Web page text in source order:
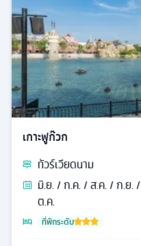
เกาะฟูก๊วก
ทัวร์เวียดนาม
มิ.ย. / ก.ค. / ส.ค. / ก.ย. /
ต.ค.
ที่พักระดับ